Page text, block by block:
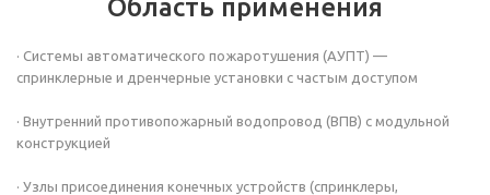
Область применения
· Системы автоматического пожаротушения (АУПТ) —
спринклерные и дренчерные установки с частым доступом
· Внутренний противопожарный водопровод (ВПВ) с модульной
конструкцией
· Узлы присоединения конечных устройств (спринклеры,